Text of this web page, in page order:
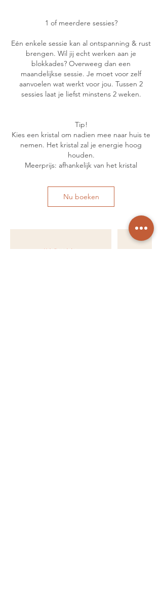
1 of meerdere sessies?
Eén enkele sessie kan al ontspanning & rust
brengen. Wil jij echt werken aan je
blokkades? Overweeg dan een
maandelijkse sessie. Je moet voor zelf
aanvoelen wat werkt voor jou. Tussen 2
sessies laat je liefst minstens 2 weken.
Tip!
Kies een kristal om nadien mee naar huis te
nemen. Het kristal zal je energie hoog
houden.
Meerprijs: afhankelijk van het kristal
Nu boeken